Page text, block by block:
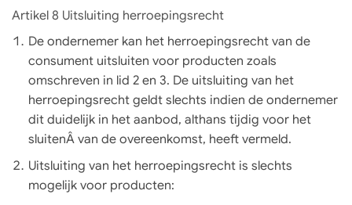
Artikel 8 Uitsluiting herroepingsrecht
De ondernemer kan het herroepingsrecht van de
consument uitsluiten voor producten zoals
omschreven in lid 2 en 3. De uitsluiting van het
herroepingsrecht geldt slechts indien de ondernemer
dit duidelijk in het aanbod, althans tijdig voor het
sluitenÂ van de overeenkomst, heeft vermeld.
Uitsluiting van het herroepingsrecht is slechts
mogelijk voor producten: